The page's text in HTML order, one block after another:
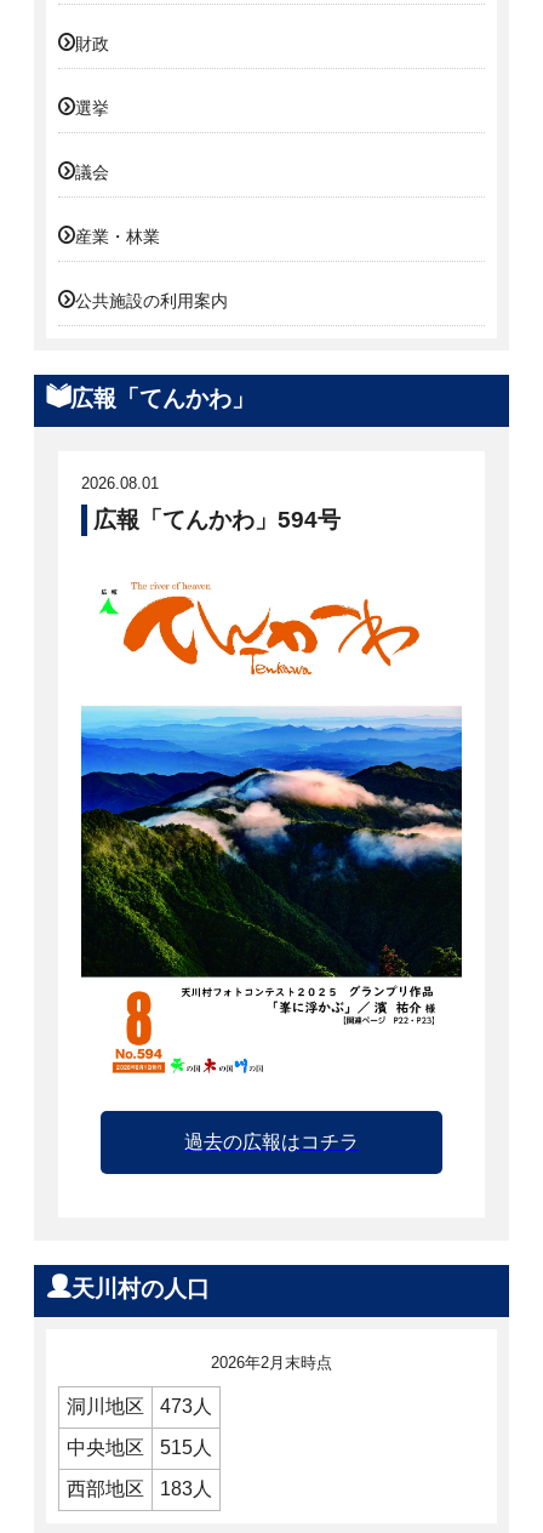
財政
選挙
議会
産業・林業
公共施設の利用案内
広報「てんかわ」
2026.08.01
広報「てんかわ」594号
過去の広報はコチラ
天川村の人口
2026年2月末時点
洞川地区
473人
中央地区
515人
西部地区
183人